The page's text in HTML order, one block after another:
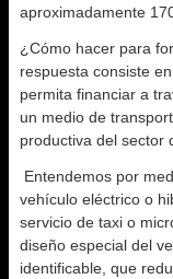
aproximadamente
¿Cómo hacer para
respuesta consiste
permita financiar a
un medio de
productiva del sector
Entendemos por
vehículo eléctrico o
servicio de taxi o
diseño especial del
identificable, que